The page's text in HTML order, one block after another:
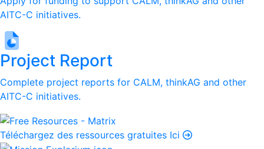
AITC-C initiatives.
Project Report
Complete project reports for CALM, thinkAG and other
AITC-C initiatives.
Téléchargez des ressources gratuites Ici